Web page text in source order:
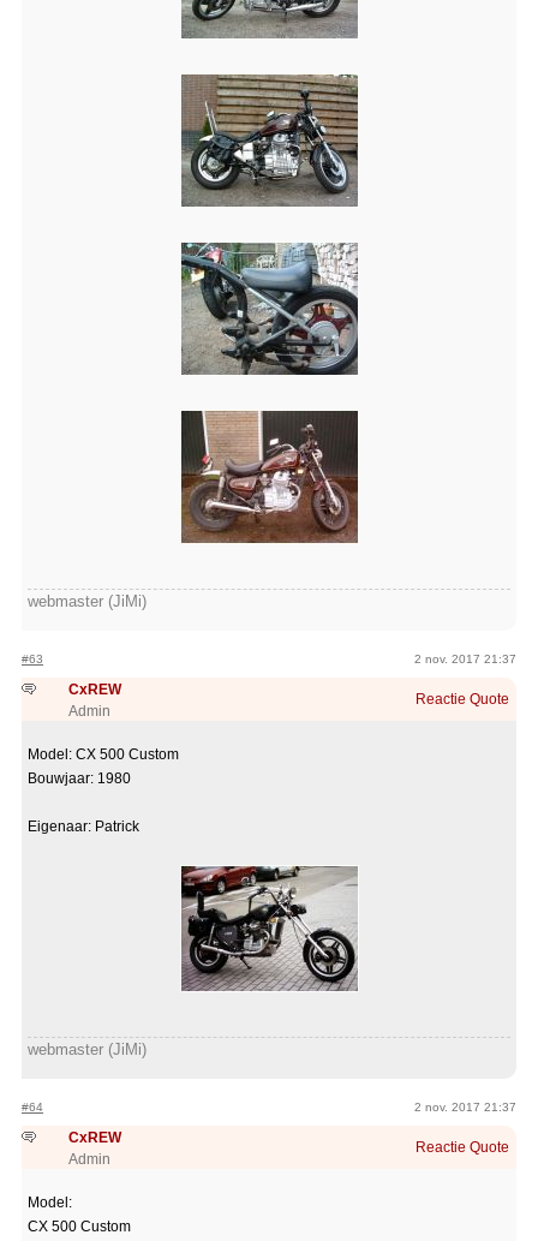
webmaster (JiMi)
#63 2 nov. 2017 21:37
CxREW
Admin
Reactie Quote
Model: CX 500 Custom
Bouwjaar: 1980
Eigenaar: Patrick
webmaster (JiMi)
#64 2 nov. 2017 21:37
CxREW
Admin
Reactie Quote
Model:
CX 500 Custom